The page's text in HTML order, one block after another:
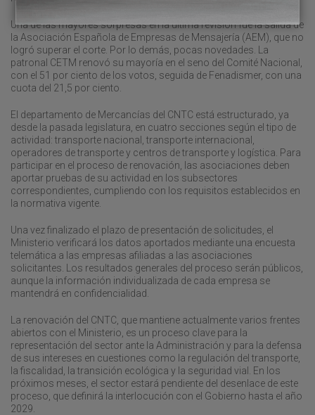
Una de las mayores sorpresas en la última revisión fue la salida de
la Asociación Española de Empresas de Mensajería (AEM), que no
logró superar el corte. Por lo demás, pocas novedades. La
patronal CETM renovó su mayoría en el seno del Comité Nacional,
con el 51 por ciento de los votos, seguida de Fenadismer, con una
cuota del 21,5 por ciento.
El departamento de Mercancías del CNTC está estructurado, ya
desde la pasada legislatura, en cuatro secciones según el tipo de
actividad: transporte nacional, transporte internacional,
operadores de transporte y centros de transporte y logística. Para
participar en el proceso de renovación, las asociaciones deben
aportar pruebas de su actividad en los subsectores
correspondientes, cumpliendo con los requisitos establecidos en
la normativa vigente.
Una vez finalizado el plazo de presentación de solicitudes, el
Ministerio verificará los datos aportados mediante una encuesta
telemática a las empresas afiliadas a las asociaciones
solicitantes. Los resultados generales del proceso serán públicos,
aunque la información individualizada de cada empresa se
mantendrá en confidencialidad.
La renovación del CNTC, que mantiene actualmente varios frentes
abiertos con el Ministerio, es un proceso clave para la
representación del sector ante la Administración y para la defensa
de sus intereses en cuestiones como la regulación del transporte,
la fiscalidad, la transición ecológica y la seguridad vial. En los
próximos meses, el sector estará pendiente del desenlace de este
proceso, que definirá la interlocución con el Gobierno hasta el año
2029.